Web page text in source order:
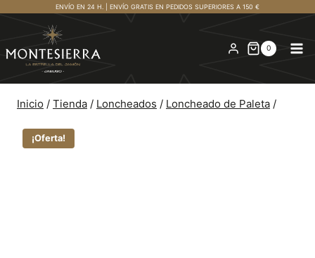
contenido
ENVÍO EN 24 H. | ENVÍO GRATIS EN PEDIDOS SUPERIORES A 150 €
0
Inicio / Tienda / Loncheados / Loncheado de Paleta /
¡Oferta!